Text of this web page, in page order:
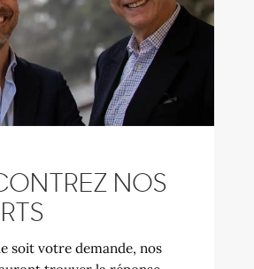
NOS
soit votre demande, nos